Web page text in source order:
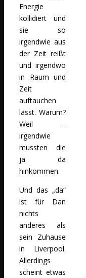
Energie
kollidiert und
sie so
irgendwie aus
der Zeit reißt
und irgendwo
in Raum und
Zeit
auftauchen
lässt. Warum?
Weil …
irgendwie
mussten die
ja da
hinkommen.
Und das „da“
ist für Dan
nichts
anderes als
sein Zuhause
in Liverpool.
Allerdings
scheint etwas